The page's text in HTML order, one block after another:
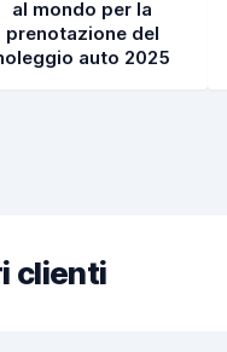
al mondo per la
prenotazione del
auto 2025
clienti